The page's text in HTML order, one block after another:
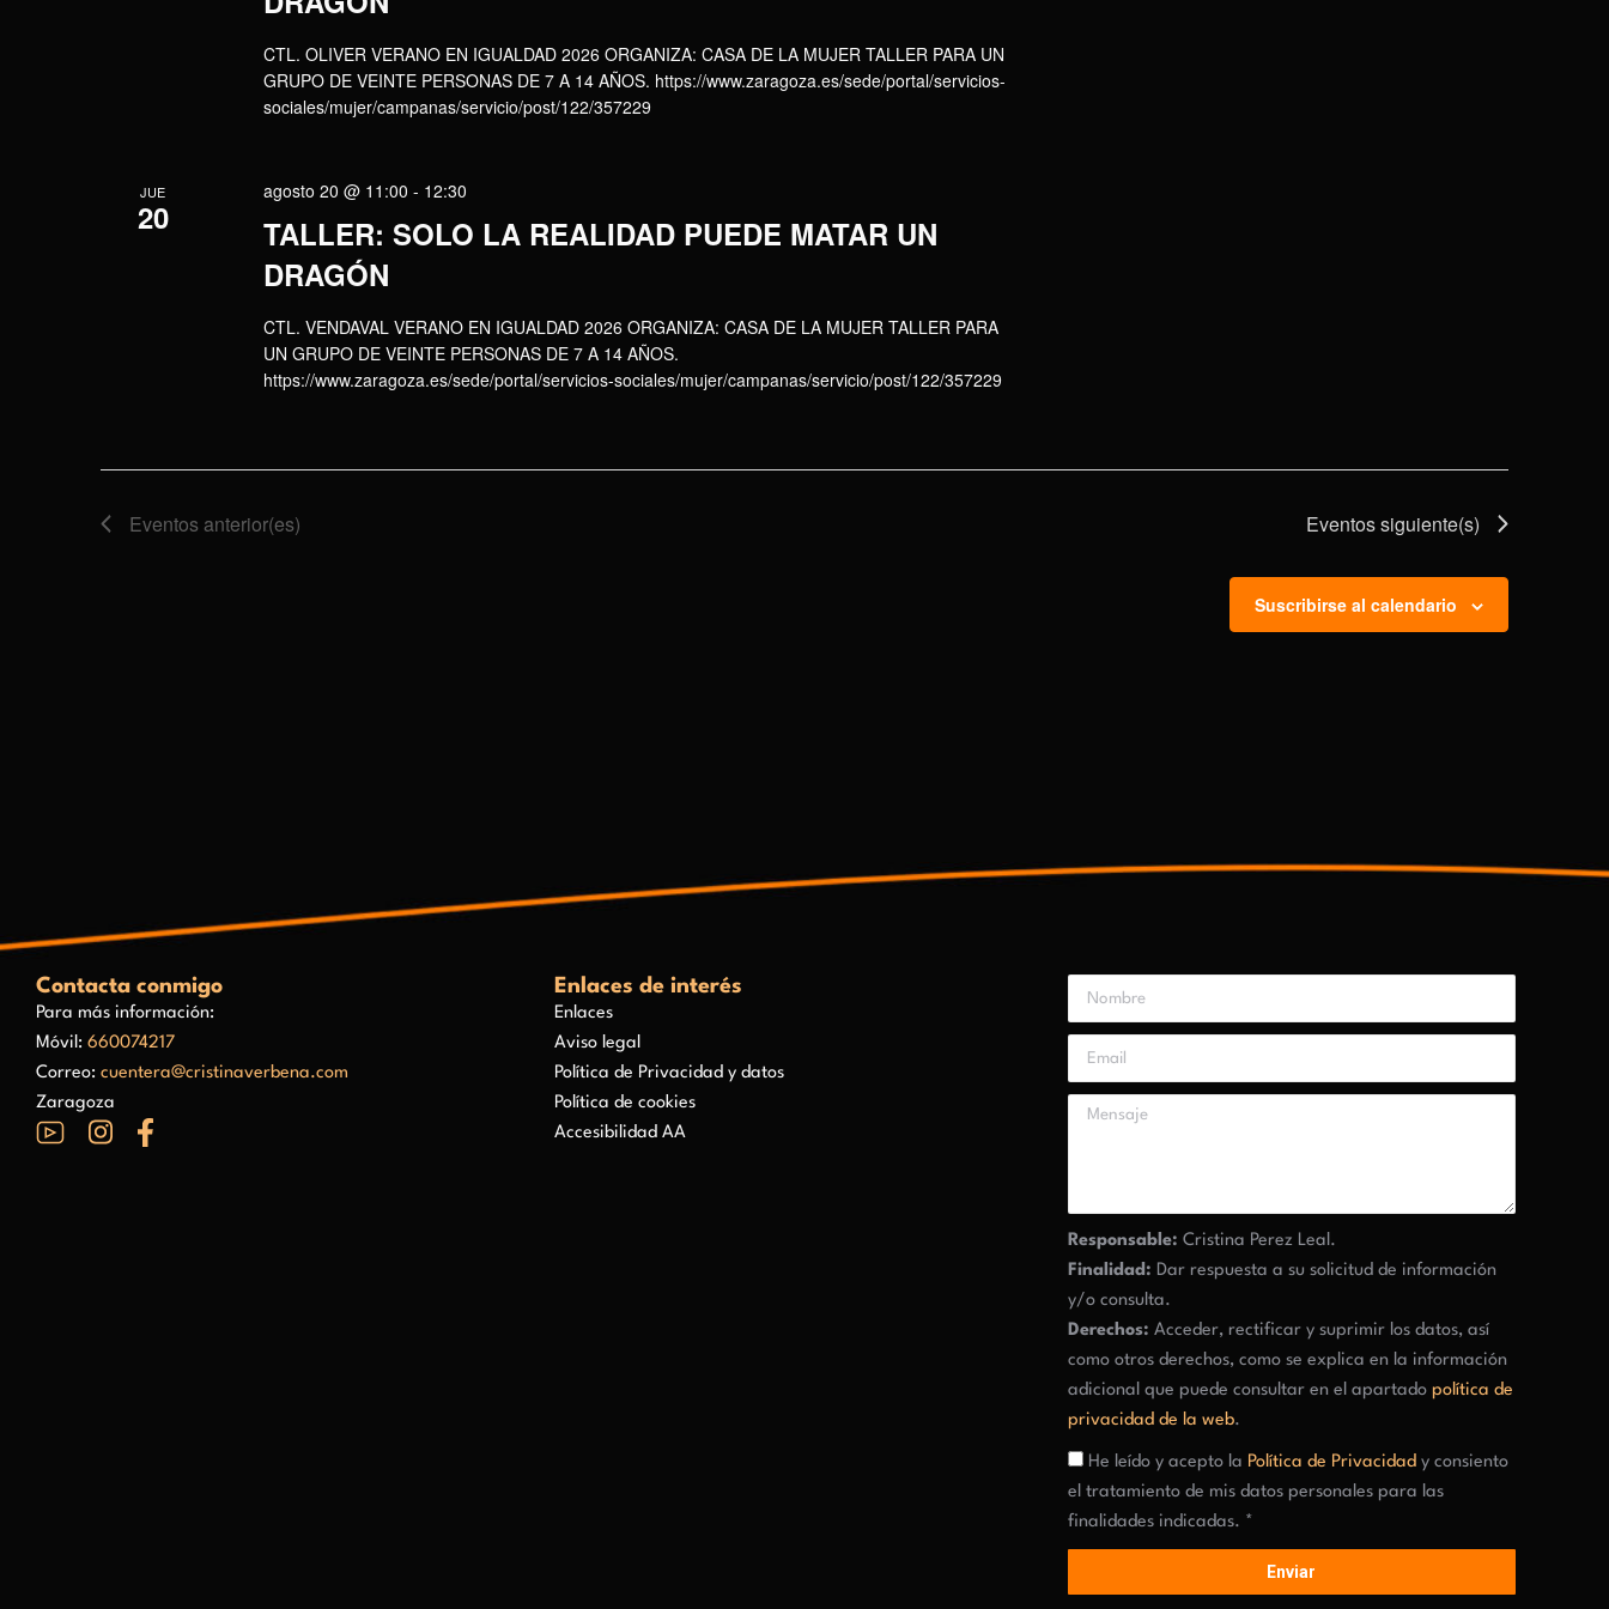
CTL. OLIVER VERANO EN IGUALDAD 2026 ORGANIZA: CASA DE LA MUJER TALLER PARA UN
GRUPO DE VEINTE PERSONAS DE 7 A 14 AÑOS. https://www.zaragoza.es/sede/portal/servicios-
sociales/mujer/campanas/servicio/post/122/357229
JUE
20
TALLER: SOLO LA REALIDAD PUEDE MATAR UN
DRAGÓN
agosto 20 @ 11:00 - 12:30
CTL. VENDAVAL VERANO EN IGUALDAD 2026 ORGANIZA: CASA DE LA MUJER TALLER PARA
UN GRUPO DE VEINTE PERSONAS DE 7 A 14 AÑOS.
https://www.zaragoza.es/sede/portal/servicios-sociales/mujer/campanas/servicio/post/122/357229
Eventos anterior(es) Eventossiguiente(s)
Suscribirse al calendario
Contacta conmigo
Para más información:
Móvil: 660074217
Correo: cuentera@cristinaverbena.com
Zaragoza
Enlaces de interés
Enlaces
Aviso legal
Política de Privacidad y datos
Política de cookies
Accesibilidad AA
Responsable: Cristina Perez Leal.
Finalidad: Dar respuesta a su solicitud de información
y/o consulta.
Derechos: Acceder, rectificar y suprimir los datos, así
como otros derechos, como se explica en la información
adicional que puede consultar en el apartadopolítica de
privacidad de la web.
He leído y acepto la Política de Privacidad y consiento
el tratamiento de mis datos personales para las
finalidades indicadas. *
Enviar